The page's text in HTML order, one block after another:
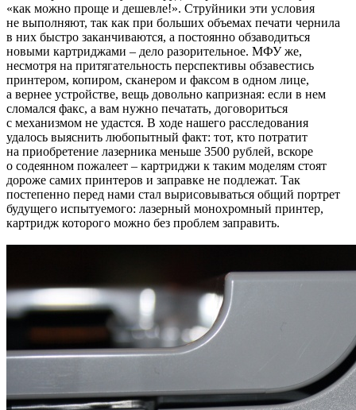
«как можно проще и дешевле!». Струйники эти условия
не выполняют, так как при больших объемах печати чернила
в них быстро заканчиваются, а постоянно обзаводиться
новыми картриджами – дело разорительное. МФУ же,
несмотря на притягательность перспективы обзавестись
принтером, копиром, сканером и факсом в одном лице,
а вернее устройстве, вещь довольно капризная: если в нем
сломался факс, а вам нужно печатать, договориться
с механизмом не удастся. В ходе нашего расследования
удалось выяснить любопытный факт: тот, кто потратит
на приобретение лазерника меньше 3500 рублей, вскоре
о содеянном пожалеет – картриджи к таким моделям стоят
дороже самих принтеров и заправке не подлежат. Так
постепенно перед нами стал вырисовываться общий портрет
будущего испытуемого: лазерный монохромный принтер,
картридж которого можно без проблем заправить.